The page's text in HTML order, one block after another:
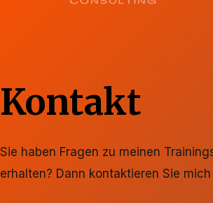
Kontakt
Sie haben Fragen zu meinen
erhalten? Dann kontaktieren Sie